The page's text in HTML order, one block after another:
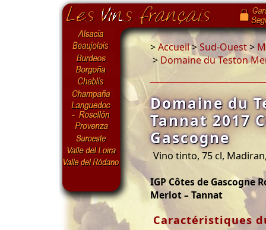
>Accueil>Sud-Ouest>
> Domaine du Teston
Domaine du
Tannat 2017
Gascogne
Vino tinto, 75 cl,
IGP Côtes de Gascogne
Merlot – Tannat
Caractéristiques